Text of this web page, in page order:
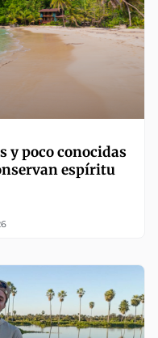
y poco conocidas
espíritu